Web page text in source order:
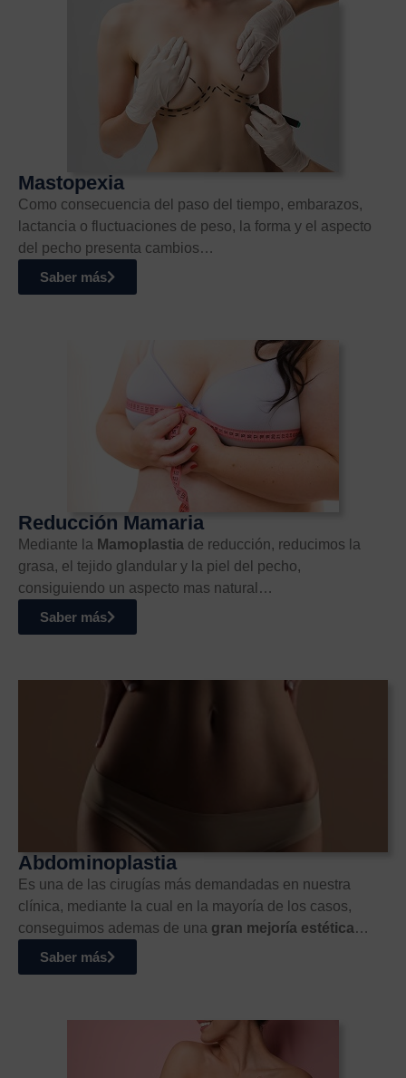
Mastopexia
Como consecuencia del paso del tiempo, embarazos,
lactancia o fluctuaciones de peso, la forma y el aspecto
del pecho presenta cambios…
Saber más
Reducción Mamaria
Mediante la Mamoplastia de reducción, reducimos la
grasa, el tejido glandular y la piel del pecho,
consiguiendo un aspecto mas natural…
Saber más
Abdominoplastia
Es una de las cirugías más demandadas en nuestra
clínica, mediante la cual en la mayoría de los casos,
conseguimos ademas de una gran mejoría estética…
Saber más